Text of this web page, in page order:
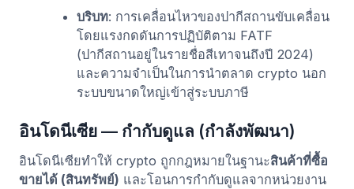
บริบท: การเคลื่อนไหวของปากีสถานขับเคลื่อน
โดยแรงกดดันการปฏิบัติตาม FATF
(ปากีสถานอยู่ในรายชื่อสีเทาจนถึงปี 2024)
และความจำเป็นในการนำตลาด crypto นอก
ระบบขนาดใหญ่เข้าสู่ระบบภาษี
อินโดนีเซีย — กำกับดูแล (กำลังพัฒนา)
อินโดนีเซียทำให้ crypto ถูกกฎหมายในฐานะสินค้าที่ซื้อ
ขายได้ (สินทรัพย์) และโอนการกำกับดูแลจากหน่วยงาน